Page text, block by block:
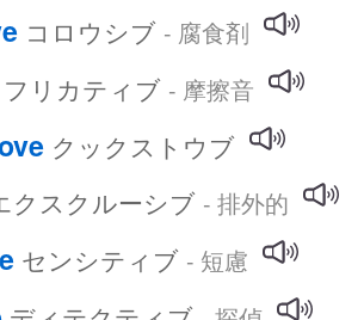
コロウシブ - 腐食剤
フリカティブ - 摩擦音
クックストウブ
クスクルーシブ - 排外的
センシティブ - 短慮